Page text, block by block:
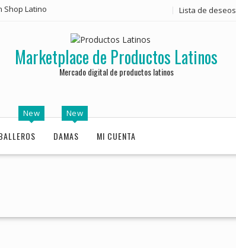
Shop Latino Lista de deseos
Marketplace de Productos Latinos
Mercado digital de productos latinos
New
DAMAS
New
MI CUENTA